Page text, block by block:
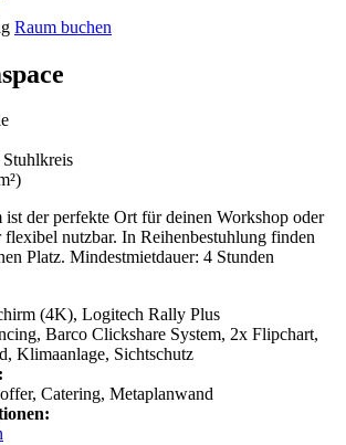
Raum buchen
ist der perfekte Ort für deinen Workshop oder
flexibel nutzbar. In Reihenbestuhlung finden
Platz. Mindestmietdauer: 4 Stunden
(4K), Logitech Rally Plus
Barco Clickshare System, 2x Flipchart,
Klimaanlage, Sichtschutz
Catering, Metaplanwand